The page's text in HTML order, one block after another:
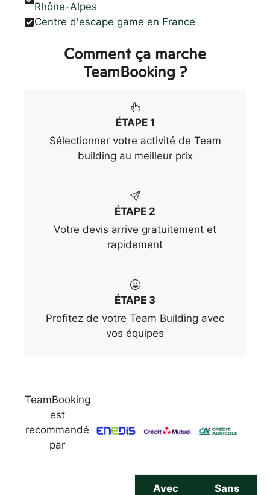
Rhône-Alpes
Centre d'escape game en France
Comment ça marche
TeamBooking ?
ÉTAPE 1
Sélectionner votre activité de Team
building au meilleur prix
ÉTAPE 2
Votre devis arrive gratuitement et
rapidement
ÉTAPE 3
Profitez de votre Team Building avec
vos équipes
TeamBooking
est
recommandé
par
Avec
Sans